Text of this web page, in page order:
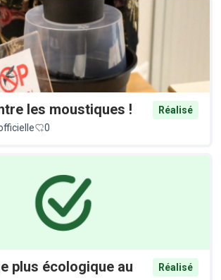
les moustiques !
Réalisé
0
plus écologique au
Réalisé